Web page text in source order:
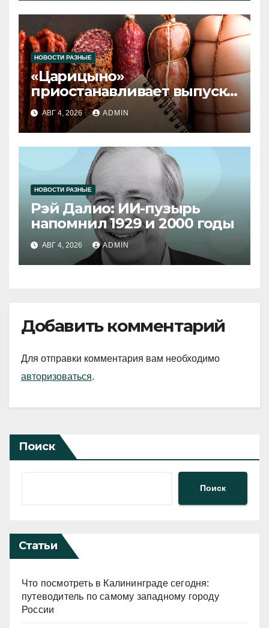
НОВОСТИ РАЗНЫЕ
«Царицыно»
приостанавливает выпуск
продукции
АВГ 4, 2026 ADMIN
НОВОСТИ РАЗНЫЕ
Рэй Далио: ИИ-пузырь
напомнил 1929 и 2000 годы
АВГ 4, 2026 ADMIN
Добавить комментарий
Для отправки комментария вам необходимо
авторизоваться.
Поиск
Поиск
Статьи
Что посмотреть в Калининграде сегодня:
путеводитель по самому западному городу
России